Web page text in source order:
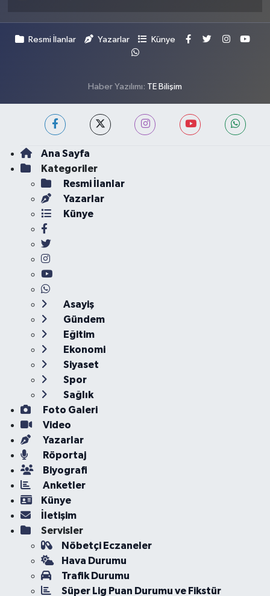
Resmi İlanlar Yazarlar Künye
Haber Yazılımı: TE Bilişim
Ana Sayfa
Kategoriler
Resmi İlanlar
Yazarlar
Künye
Asayiş
Gündem
Eğitim
Ekonomi
Siyaset
Spor
Sağlık
Foto Galeri
Video
Yazarlar
Röportaj
Biyografi
Anketler
Künye
İletişim
Servisler
Nöbetçi Eczaneler
Hava Durumu
Trafik Durumu
Süper Lig Puan Durumu ve Fikstür